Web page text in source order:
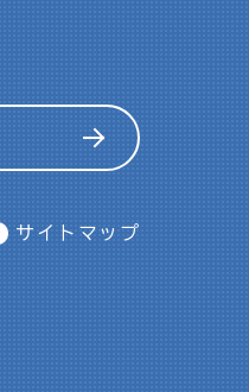
サイトマップ